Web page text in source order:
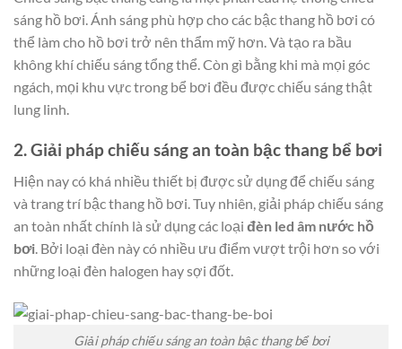
sáng hồ bơi. Ánh sáng phù hợp cho các bậc thang hồ bơi có
thể làm cho hồ bơi trở nên thẩm mỹ hơn. Và tạo ra bầu
không khí chiếu sáng tổng thể. Còn gì bằng khi mà mọi góc
ngách, mọi khu vực trong bể bơi đều được chiếu sáng thật
lung linh.
2. Giải pháp chiếu sáng an toàn bậc thang bể bơi
Hiện nay có khá nhiều thiết bị được sử dụng để chiếu sáng
và trang trí bậc thang hồ bơi. Tuy nhiên, giải pháp chiếu sáng
an toàn nhất chính là sử dụng các loại đèn led âm nước hồ
bơi . Bởi loại đèn này có nhiều ưu điểm vượt trội hơn so với
những loại đèn halogen hay sợi đốt.
Giải pháp chiếu sáng an toàn bậc thang bể bơi